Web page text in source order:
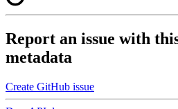
Report an issue with
metadata
Create GitHub issue